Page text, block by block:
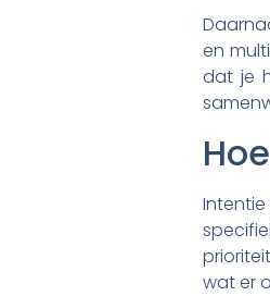
en
dat je
wat er